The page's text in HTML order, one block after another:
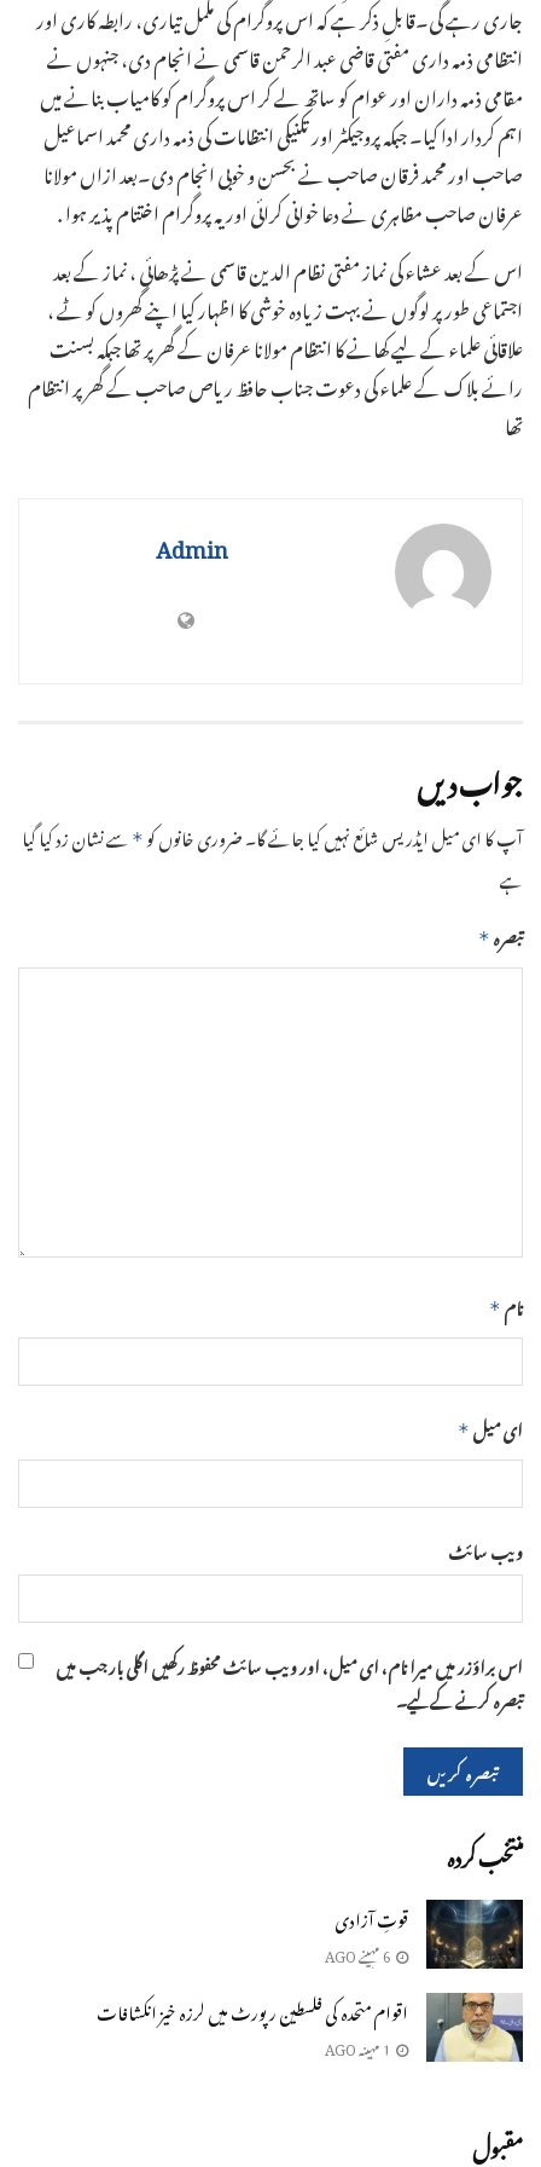
جاری رہے گی۔قابلِ ذکر ہے کہ اس پروگرام کی مکمل تیاری، رابطہ کاری اور
انتظامی ذمہ داری مفتی قاضی عبد الرحمن قاسمی نے انجام دی، جنہوں نے
مقامی ذمہ داران اور عوام کو ساتھ لے کر اس پروگرام کو کامیاب بنانے میں
اہم کردار ادا کیا۔ جبکہ پروجیکٹر اور تکنیکی انتظامات کی ذمہ داری محمد اسماعیل
صاحب اور محمد فرقان صاحب نے بحسن و خوبی انجام دی۔بعد ازاں مولانا
عرفان صاحب مظاہری نے دعا خوانی کرائی اور یہ پروگرام اختتام پذیر ہوا .
اس کے بعد عشاء کی نماز مفتی نظام الدین قاسمی نے پڑھائی ، نماز کے بعد
اجتماعی طور پر لوگوں نے بہت زیادہ خوشی کا اظہار کیا اپنے گھروں کو ٹے ،
علاقائی علماء کے لیے کھانے کا انتظام مولانا عرفان کے گھر پر تھا جبکہ بسنت
رائے بلاک کے علماء کی دعوت جناب حافظ ریاص صاحب کے گھر پر انتظام
تھا
Admin
جواب دیں
آپ کا ای میل ایڈریس شائع نہیں کیا جائے گا۔ضروری خانوں کو * سے نشان زد کیا گیا
ہے
تبصرہ *
نام *
ای میل *
ویب‌ سائٹ
اس براؤزر میں میرا نام، ای میل، اور ویب سائٹ محفوظ رکھیں اگلی بار جب میں
تبصرہ کرنے کےلیے۔
منتخب کردہ
قوتِ آزادی
اقوام متحدہ کی فلسطین رپورٹ میں لرزہ خیز انکشافات
مقبول